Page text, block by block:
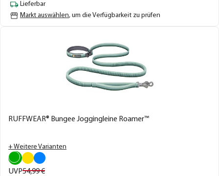
Lieferbar
Markt auswählen, um die Verfügbarkeit zu prüfen
RUFFWEAR® Bungee Joggingleine Roamer™
+ Weitere Varianten
UVP54,99€